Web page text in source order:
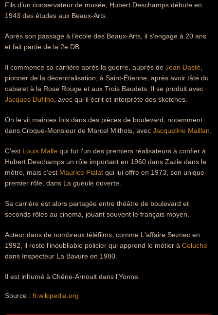
Fils d'un conservateur de musée, Hubert Deschamps débute en
1943 des études aux Beaux-Arts.
Après son passage à l'école des Beaux-Arts, il s'engage à 20 ans
et fait partie de la 2e DB.
Il commence sa carrière après la guerre, auprès de Jean Dasté
pionner de la décentralisation, à Saint-Étienne, après avoir tâté du
cabaret à la Rose Rouge et aux Trois Baudets. Il se produit avec
Jacques Dufilho , avec qui il écrit et interprète des sketches.
On le vit maintes fois dans des pièces de boulevard, notamment
dans Croque-Monsieur de Marcel Mithois, avec Jacqueline Maillan
C'est Louis Malle qui fut l'un des premiers réalisateurs à confier à
Hubert Deschamps un rôle important en 1960 dans Zazie dans le
métro, mais c'est Maurice Pialat qui lui offre en 1973, son unique
premier rôle, dans La gueule ouverte.
Sa carrière est alors partagée entre théâtre de boulevard et
seconds rôles au cinéma, jouant souvent le français moyen.
Acteur dans de nombreux téléfilms, comme L'affaire Seznec en
1992, il reste l'inoubliable policier qui apprend le métier à Coluche
dans Inspecteur La Bavure en 1980.
Il est inhumé à Chêne-Arnoult dans l'Yonne.
Source : fr.wikipedia.org